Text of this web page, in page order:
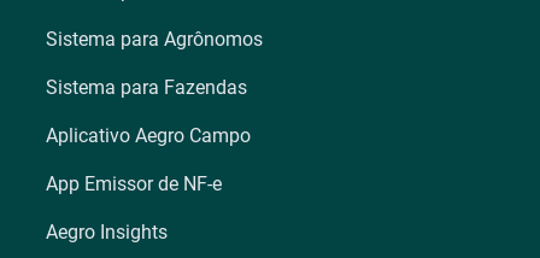
Sistema para Agrônomos
Sistema para Fazendas
Aplicativo Aegro Campo
App Emissor de NF-e
Aegro Insights